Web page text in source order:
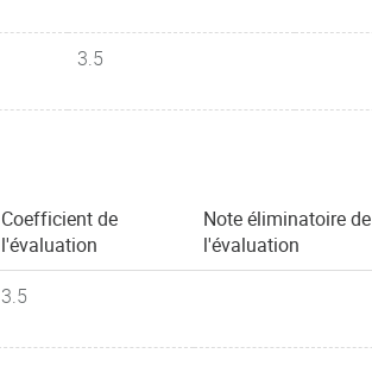
3.5
Coefficient de
l'évaluation
Note éliminatoire de
l'évaluation
3.5